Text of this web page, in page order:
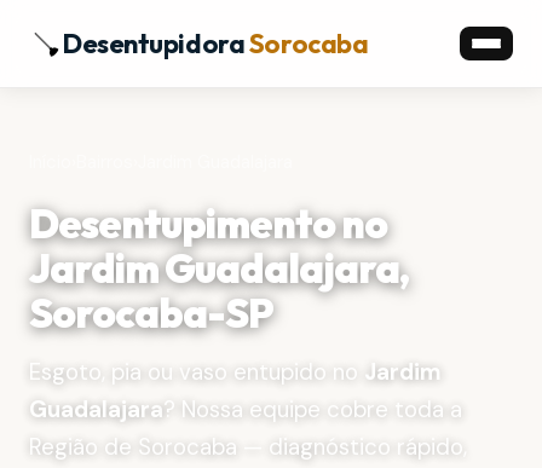
DesentupidoraSorocaba
Desentupimento no
Jardim Guadalajara,
Sorocaba-SP
Esgoto, pia ou vaso entupido no Jardim
Guadalajara? Nossa equipe cobre toda a
Região de Sorocaba — diagnóstico rápido,